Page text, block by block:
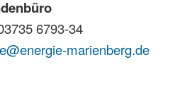
6793-34
marienberg.de